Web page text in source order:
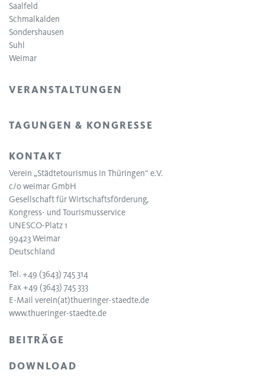
Saalfeld
Schmalkalden
Sondershausen
Suhl
Weimar
VERANSTALTUNGEN
TAGUNGEN & KONGRESSE
KONTAKT
Verein „Städtetourismus in Thüringen“ e.V.
c/o weimar GmbH
Gesellschaft für Wirtschaftsförderung,
Kongress- und Tourismusservice
UNESCO-Platz 1
99423 Weimar
Deutschland
Tel. +49 (3643) 745 314
Fax +49 (3643) 745 333
E-Mail verein(at)thueringer-staedte.de
www.thueringer-staedte.de
BEITRÄGE
DOWNLOAD